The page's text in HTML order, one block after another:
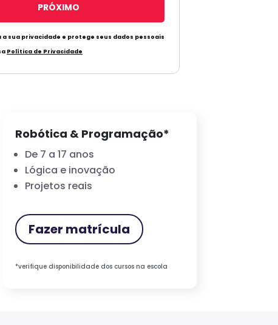
Robótica & Programação*
De 7 a 17 anos
Lógica e inovação
Projetos reais
Fazer matrícula
*verifique disponibilidade dos cursos na escola